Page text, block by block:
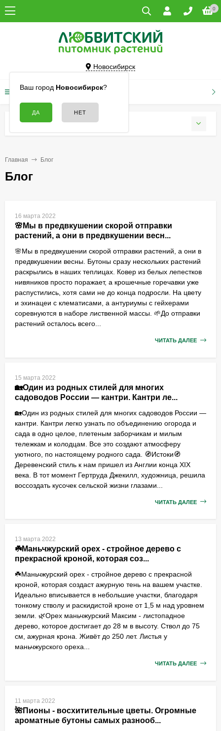
0
Новосибирск
Ваш город Новосибирск?
КАТАЛОГ ТОВАРОВ
Главная Блог
Блог
16 марта 2022
🌸Мы в предвкушении скорой отправки
растений, а они в предвкушении весн...
🌸Мы в предвкушении скорой отправки растений, а они в
предвкушении весны. Бутоны сразу нескольких растений
раскрылись в наших теплицах. Ковер из белых лепестков
нивяников просто поражает, а крошечные горечавки уже
распустились, хотя сами не до конца подросли. На цвету
и эхинацеи с клематисами, а антуриумы с гейхерами
соревнуются в наборе лиственной массы. 🌱До отправки
растений осталось всего...
ЧИТАТЬ ДАЛЕЕ
15 марта 2022
🏡Один из родных стилей для многих
садоводов России — кантри. Кантри ле...
🏡Один из родных стилей для многих садоводов России —
кантри. Кантри легко узнать по объединению огорода и
сада в одно целое, плетеным заборчикам и милым
тележкам и колодцам. Все это создают атмосферу
уютного, по настоящему родного сада. 🧭Истоки🧭
Деревенский стиль к нам пришел из Англии конца XIX
века. В тот момент Гертруда Джекилл, художница, решила
воссоздать кусочек сельской жизни глазами...
ЧИТАТЬ ДАЛЕЕ
13 марта 2022
☘️Маньчжурский орех - стройное дерево с
прекрасной кроной, которая соз...
☘️Маньчжурский орех - стройное дерево с прекрасной
кроной, которая создаст ажурную тень на вашем участке.
Идеально вписывается в небольшие участки, благодаря
тонкому стволу и раскидистой кроне от 1,5 м над уровнем
земли. 🌿Орех маньчжурский Максим - листопадное
дерево, которое достигает до 28 м в высоту. Ствол до 75
см, ажурная крона. Живёт до 250 лет. Листья у
маньчжурского ореха...
ЧИТАТЬ ДАЛЕЕ
11 марта 2022
🌺Пионы - восхитительные цветы. Огромные
ароматные бутоны самых разнооб...
БЛОГ